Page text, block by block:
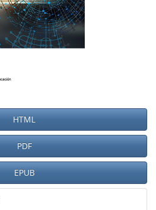
HTML
PDF
EPUB